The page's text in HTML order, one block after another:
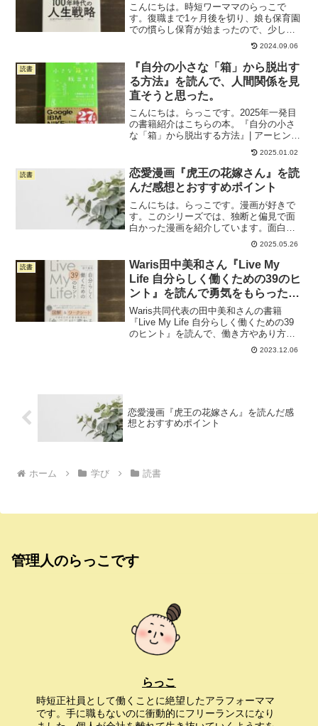
こんにちは。時短ワーママのらっこで
す。復職まで1ヶ月後を切り、娘も保育園
での慣らし保育が始まったので、少しず
つ頭を仕事するモードに変えていこうと
しているところです。先週、復帰にあた
っての心の準備のために読んだのがこち
らの本。ずっと前に買って...
2024.09.06
読書
『自分の小さな「箱」から脱出す
る方法』を読んで、人間関係を見
直そうと思った。
こんにちは。らっこです。2025年一発目
の書籍紹介はこちらの本。『自分の小さ
な「箱」から脱出する方法』| アーヒンジ
ャー・インスティチュード著先日、フリ
ーランス仲間の友人で女性起業家の支援
をされている人とお話をする機会をいた
だいたんですが、...
2025.01.02
読書
恋愛漫画『虎王の花嫁さん』を読
んだ感想とおすすめポイント
こんにちは。らっこです。漫画が好きで
す。このシリーズでは、独断と偏見で面
白かった漫画を紹介しています。面白か
った漫画シリーズの記事をすべて見るに
はこちらから今回紹介するのは、こちら
の漫画。執筆時時点で7巻が出たばかり。
前に紹介した漫画『クイ...
2025.05.26
読書
Waris田中美和さん『Live My
Life 自分らしく働くための39のヒ
ント』を読んで勇気をもらった言
葉。
Waris共同代表の田中美和さんの書籍
『Live My Life 自分らしく働くための39
のヒント』を読んで、働き方やあり方に
悩んでいた自分の背中を押してもらった
気持ちになりました。特に心に残った言
2023.12.06
恋愛漫画『虎王の花嫁さん』を読んだ感
想とおすすめポイント
ホーム 学び 読書
管理人のらっこです
らっこ
時短正社員として働くことに絶望したアラフォーママ
です。手に職もないのに衝動的にフリーランスになり